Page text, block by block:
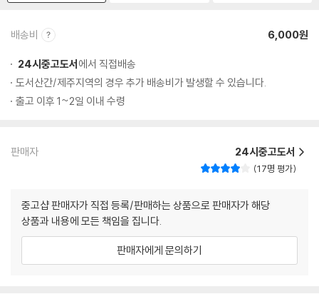
배송비 6,000원
24시중고도서에서 직접배송
도서산간/제주지역의 경우 추가 배송비가 발생할 수 있습니다.
출고 이후 1~2일 이내 수령
판매자 24시중고도서
17명 평가
중고샵 판매자가 직접 등록/판매하는 상품으로 판매자가 해당
상품과 내용에 모든 책임을 집니다.
판매자에게 문의하기